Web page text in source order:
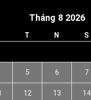
Tháng 8 2026
T N S
5 6 7
12 13 14